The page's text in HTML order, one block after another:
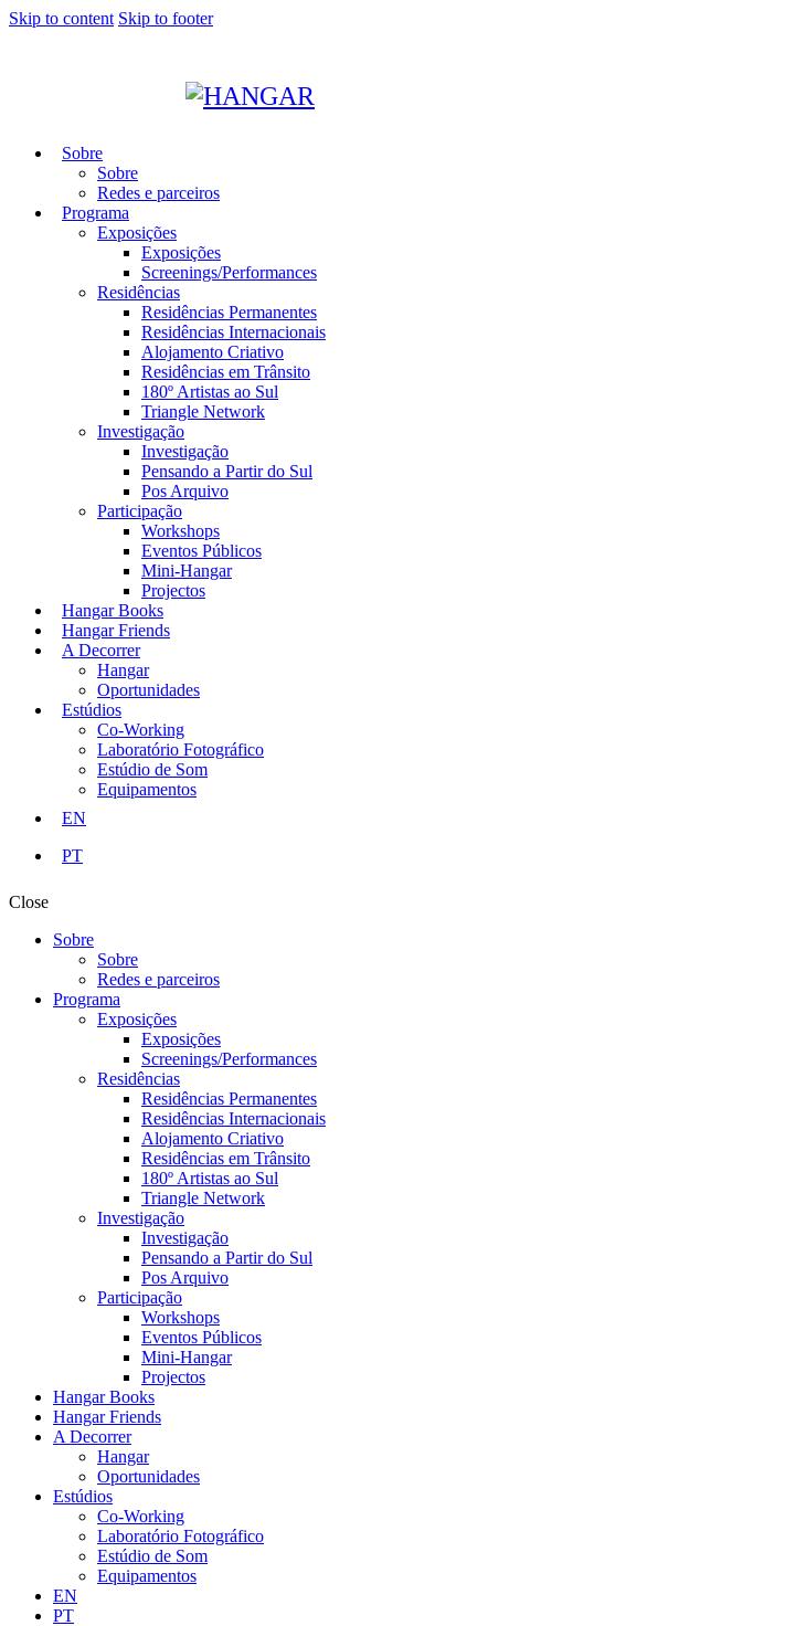
Skip to content Skip to footer
Sobre
Sobre
Redes e parceiros
Programa
Exposições
Exposições
Screenings/Performances
Residências
Residências Permanentes
Residências Internacionais
Alojamento Criativo
Residências em Trânsito
180º Artistas ao Sul
Triangle Network
Investigação
Investigação
Pensando a Partir do Sul
Pos Arquivo
Participação
Workshops
Eventos Públicos
Mini-Hangar
Projectos
Hangar Books
Hangar Friends
A Decorrer
Hangar
Oportunidades
Estúdios
Co-Working
Laboratório Fotográfico
Estúdio de Som
Equipamentos
EN
PT
Close
Sobre
Sobre
Redes e parceiros
Programa
Exposições
Exposições
Screenings/Performances
Residências
Residências Permanentes
Residências Internacionais
Alojamento Criativo
Residências em Trânsito
180º Artistas ao Sul
Triangle Network
Investigação
Investigação
Pensando a Partir do Sul
Pos Arquivo
Participação
Workshops
Eventos Públicos
Mini-Hangar
Projectos
Hangar Books
Hangar Friends
A Decorrer
Hangar
Oportunidades
Estúdios
Co-Working
Laboratório Fotográfico
Estúdio de Som
Equipamentos
EN
PT